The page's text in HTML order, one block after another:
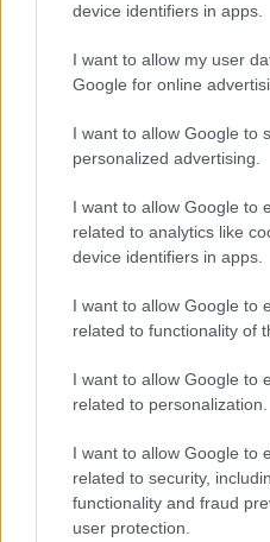
device identifiers in apps.
I want to allow my user
Google for online
I want to allow Google to
personalized advertising.
I want to allow Google to
related to analytics like
device identifiers in apps.
I want to allow Google to
related to functionality of
I want to allow Google to
related to personalization.
I want to allow Google to
related to security,
functionality and fraud
user protection.
MotoGP: Bezzecchi közel
1
Sajtó: Az Aston Martintól